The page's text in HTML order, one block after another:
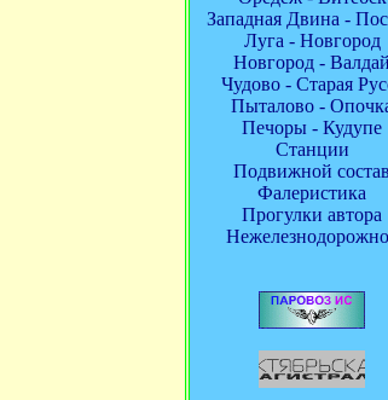
Западная Двина -
Луга - Новгород
Новгород - Валдай
Чудово - Старая
Пыталово -
Печоры - Кудупе
Станции
Подвижной состав
Фалеристика
Прогулки автора